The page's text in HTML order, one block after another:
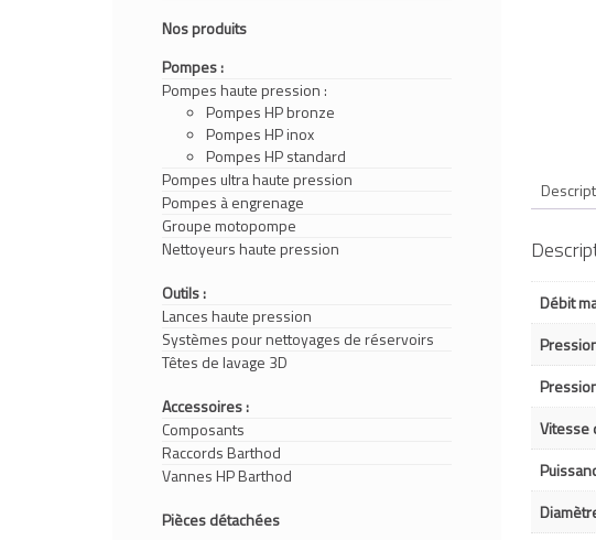
Débit
Vitesse
Nos produits
Pompes :
Pompes haute pression :
Pompes HP bronze
Pompes HP inox
Pompes HP standard
Pompes ultra haute pression
Pompes à engrenage
Groupe motopompe
Nettoyeurs haute pression
Outils :
Lances haute pression
Systèmes pour nettoyages de réservoirs
Têtes de lavage 3D
Accessoires :
Composants
Raccords Barthod
Vannes HP Barthod
Pièces détachées